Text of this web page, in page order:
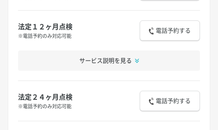
法定１２ヶ月点検
※電話予約のみ対応可能
電話予約する
サービス説明を見る
法定２４ヶ月点検
※電話予約のみ対応可能
電話予約する